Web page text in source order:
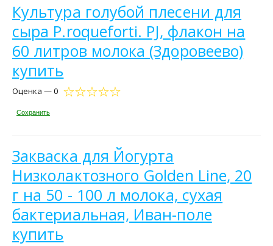
Культура голубой плесени для
сыра P.roqueforti. PJ, флакон на
60 литров молока (Здоровеево)
купить
Оценка — 0
Сохранить
Закваска для Йогурта
Низколактозного Golden Line, 20
г на 50 - 100 л молока, сухая
бактериальная, Иван-поле
купить